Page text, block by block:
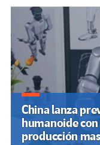
China lanza
humanoide con
producción